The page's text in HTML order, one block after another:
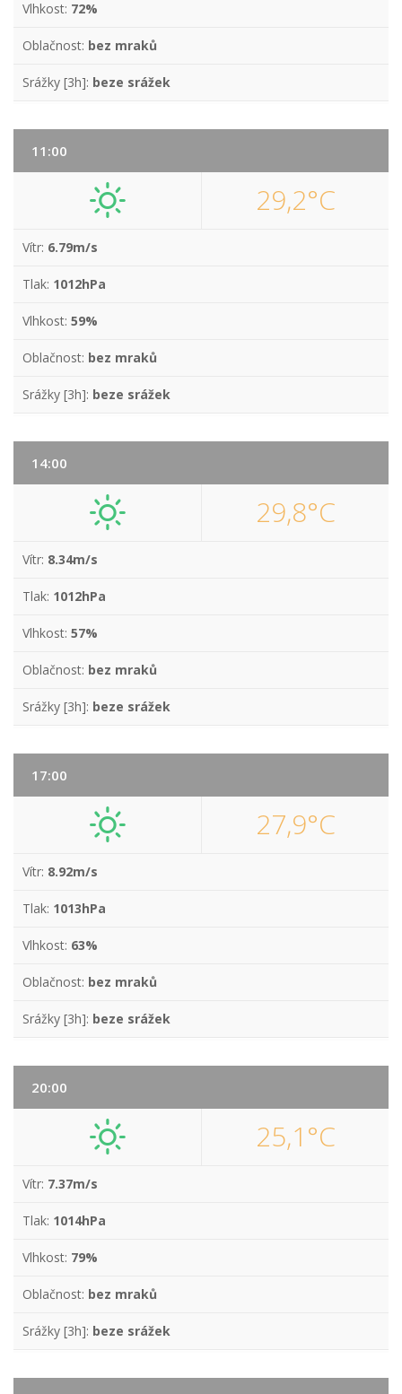
Vlhkost: 72%
Oblačnost: bez mraků
Srážky [3h]: beze srážek
11:00
29,2°C
Vítr: 6.79m/s
Tlak: 1012hPa
Vlhkost: 59%
Oblačnost: bez mraků
Srážky [3h]: beze srážek
14:00
29,8°C
Vítr: 8.34m/s
Tlak: 1012hPa
Vlhkost: 57%
Oblačnost: bez mraků
Srážky [3h]: beze srážek
17:00
27,9°C
Vítr: 8.92m/s
Tlak: 1013hPa
Vlhkost: 63%
Oblačnost: bez mraků
Srážky [3h]: beze srážek
20:00
25,1°C
Vítr: 7.37m/s
Tlak: 1014hPa
Vlhkost: 79%
Oblačnost: bez mraků
Srážky [3h]: beze srážek